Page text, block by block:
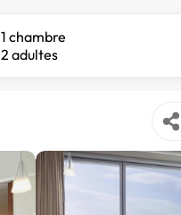
1 chambre
2 adultes